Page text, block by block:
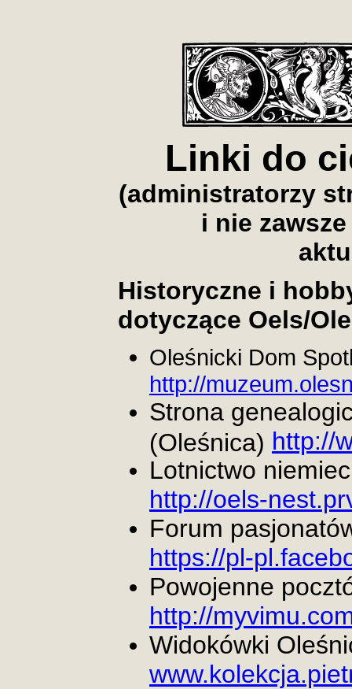
Linki do
(administratorzy
i nie
Historyczne i
dotyczące Oels/
Oleśnicki Dom
http://
Strona
(Oleśnica) http://
Lotnictwo
http://oels-
Forum
https://pl-
Powojenne
http://
Widokówki